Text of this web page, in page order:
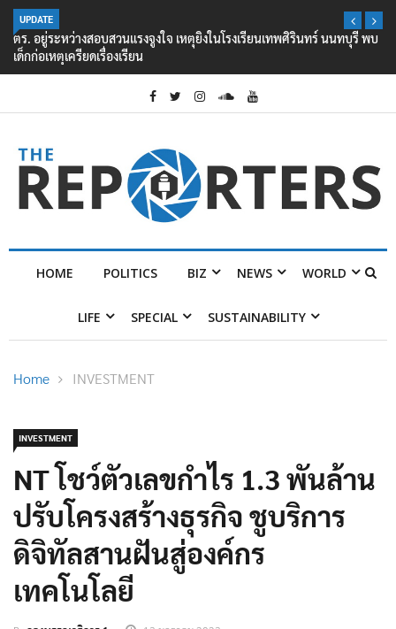
UPDATE
ตร. อยู่ระหว่างสอบสวนแรงจูงใจ เหตุยิงในโรงเรียนเทพศิรินทร์ นนทบุรี พบ
เด็กก่อเหตุเครียดเรื่องเรียน
HOME POLITICS BIZ NEWS WORLD
LIFE SPECIAL SUSTAINABILITY
Home INVESTMENT
INVESTMENT
NT โชว์ตัวเลขกำไร 1.3 พันล้าน
ปรับโครงสร้างธุรกิจ ชูบริการ
ดิจิทัลสานฝันสู่องค์กร
เทคโนโลยี